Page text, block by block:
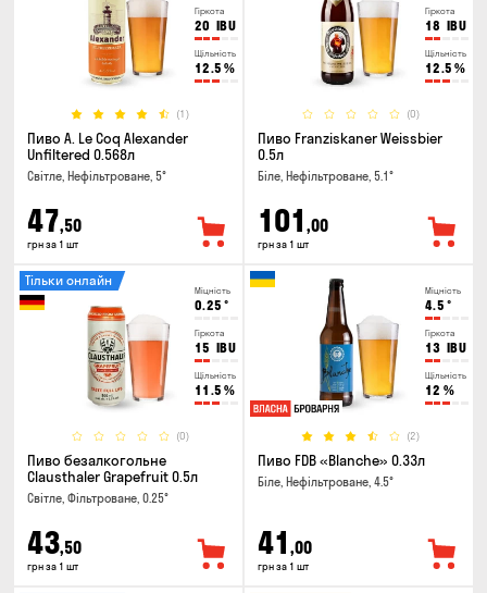
Гіркота
20 IBU
Щільність
12.5 %
(1)
Пиво A. Le Coq Alexander
Unfiltered 0.568л
Світле, Нефільтроване, 5°
47,50
грн за 1 шт
Гіркота
18 IBU
Щільність
12.5 %
(0)
Пиво Franziskaner Weissbier
0.5л
Біле, Нефільтроване, 5.1°
101 ,00
грн за 1 шт
Міцність
0.25 °
Гіркота
15 IBU
Щільність
11.5 %
(0)
Тільки онлайн
Пиво безалкогольне
Clausthaler Grapefruit 0.5л
Світле, Фільтроване, 0.25°
43,50
грн за 1 шт
Міцність
4.5 °
Гіркота
13 IBU
Щільність
12 %
(2)
Пиво FDB «Blanche» 0.33л
Біле, Нефільтроване, 4.5°
41 ,00
грн за 1 шт